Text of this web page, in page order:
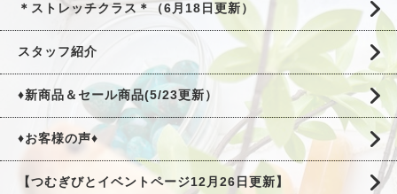
＊ストレッチクラス＊（6月18日更新）
スタッフ紹介
♦新商品＆セール商品(5/23更新）
♦お客様の声♦
【つむぎびとイベントページ12月26日更新】